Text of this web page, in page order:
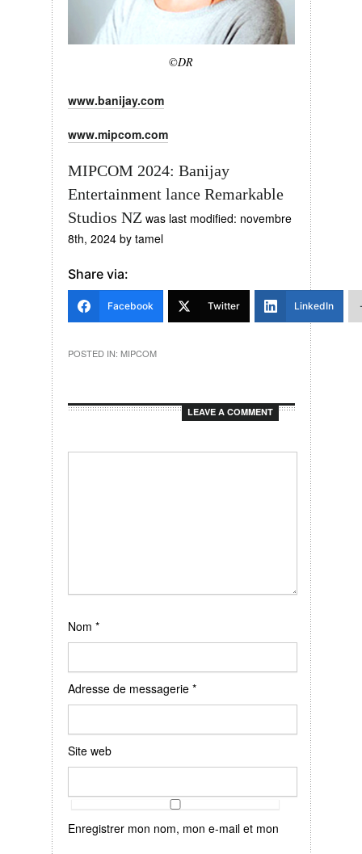
©DR
www.banijay.com
www.mipcom.com
MIPCOM 2024: Banijay
Entertainment lance Remarkable
Studios NZ was last modified: novembre
8th, 2024by tamel
Share via:
Facebook Twitter LinkedIn
POSTED IN: MIPCOM
LEAVE A COMMENT
Nom *
Adresse de messagerie *
Site web
Enregistrer mon nom, mon e-mail et mon